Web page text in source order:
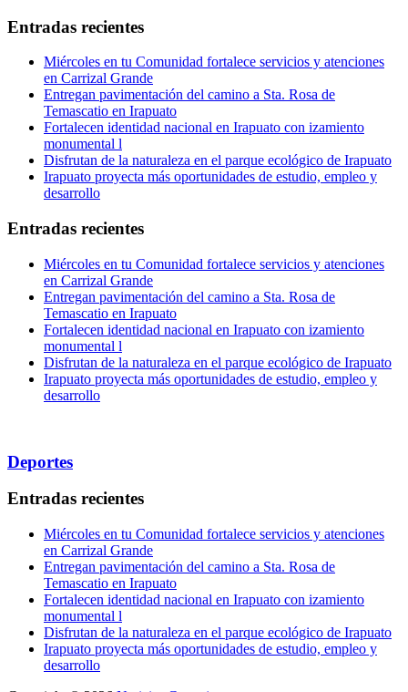
Entradas recientes
Miércoles en tu Comunidad fortalece servicios y atenciones
en Carrizal Grande
Entregan pavimentación del camino a Sta. Rosa de
Temascatio en Irapuato
Fortalecen identidad nacional en Irapuato con izamiento
monumental l
Disfrutan de la naturaleza en el parque ecológico de Irapuato
Irapuato proyecta más oportunidades de estudio, empleo y
desarrollo
Entradas recientes
Miércoles en tu Comunidad fortalece servicios y atenciones
en Carrizal Grande
Entregan pavimentación del camino a Sta. Rosa de
Temascatio en Irapuato
Fortalecen identidad nacional en Irapuato con izamiento
monumental l
Disfrutan de la naturaleza en el parque ecológico de Irapuato
Irapuato proyecta más oportunidades de estudio, empleo y
desarrollo
Deportes
Entradas recientes
Miércoles en tu Comunidad fortalece servicios y atenciones
en Carrizal Grande
Entregan pavimentación del camino a Sta. Rosa de
Temascatio en Irapuato
Fortalecen identidad nacional en Irapuato con izamiento
monumental l
Disfrutan de la naturaleza en el parque ecológico de Irapuato
Irapuato proyecta más oportunidades de estudio, empleo y
desarrollo